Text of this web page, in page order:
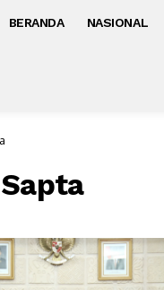
BERANDA NASIONAL